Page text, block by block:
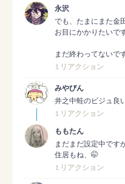
永沢
でも、たまにまた金
お目にかかりたいで
まだ終わってないで
1 リアクション
みやびん
井之中蛙のビジュ良
1 リアクション
ももたん
まだまだ設定中です
住居もね、🤭
1 リアクション